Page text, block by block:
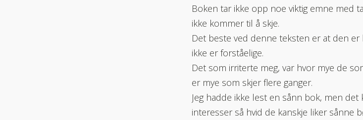
Boken tar ikke opp noe viktig emne med
ikke kommer til å skje.
Det beste ved denne teksten er at den
ikke er forståelige.
Det som irriterte meg, var hvor mye de
er mye som skjer flere ganger.
Jeg hadde ikke lest en sånn bok, men
interesser så hvid de kanskje liker sånne